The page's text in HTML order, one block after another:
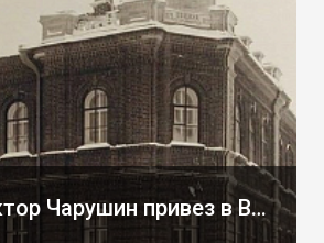
Как архитектор Чарушин привез в Вятку душ Шарко